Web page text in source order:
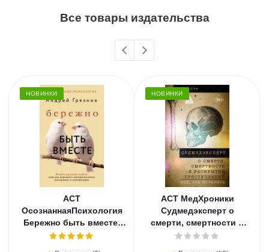
Все товары издательства
НОВИНКИ
АСТ
ОсознаннаяПсихология
Бережно быть вместе.
Второе дыхание любви,
НОВИНКИ
АСТ МедХроники
Судмедэксперт о
смерти, смертности и
раскрытии